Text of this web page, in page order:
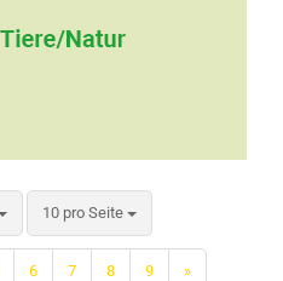
10 pro Seite
6 7 8 9 »